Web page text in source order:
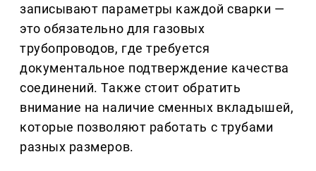
записывают параметры каждой сварки —
это обязательно для газовых
трубопроводов, где требуется
документальное подтверждение качества
соединений. Также стоит обратить
внимание на наличие сменных вкладышей,
которые позволяют работать с трубами
разных размеров.